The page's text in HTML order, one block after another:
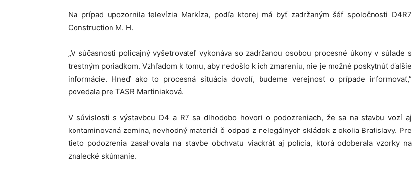
Na prípad upozornila televízia Markíza, podľa ktorej má byť zadržaným šéf spoločnosti D4R7
Construction M. H.
„V súčasnosti policajný vyšetrovateľ vykonáva so zadržanou osobou procesné úkony v súlade s
trestným poriadkom. Vzhľadom k tomu, aby nedošlo k ich zmareniu, nie je možné poskytnúť ďalšie
informácie. Hneď ako to procesná situácia dovolí, budeme verejnosť o prípade informovať,”
povedala pre TASR Martiniaková.
V súvislosti s výstavbou D4 a R7 sa dlhodobo hovorí o podozreniach, že sa na stavbu vozí aj
kontaminovaná zemina, nevhodný materiál či odpad z nelegálnych skládok z okolia Bratislavy. Pre
tieto podozrenia zasahovala na stavbe obchvatu viackrát aj polícia, ktorá odoberala vzorky na
znalecké skúmanie.